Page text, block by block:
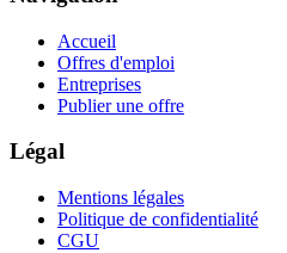
Accueil
Offres d'emploi
Entreprises
Publier une offre
Légal
Mentions légales
Politique de confidentialité
CGU